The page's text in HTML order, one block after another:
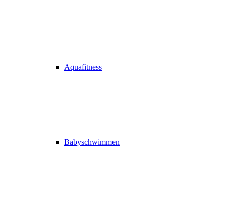
Aquafitness
Babyschwimmen